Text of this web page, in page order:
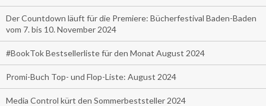
Der Countdown läuft für die Premiere: Bücherfestival Baden-Baden
vom 7. bis 10. November 2024
#BookTok Bestsellerliste für den Monat August 2024
Promi-Buch Top- und Flop-Liste: August 2024
Media Control kürt den Sommerbeststeller 2024